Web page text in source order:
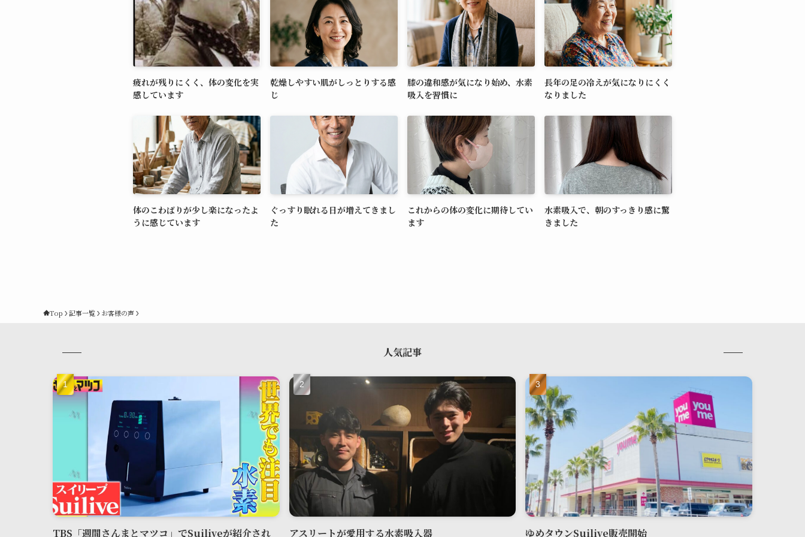
疲れが残りにくく、体の変化を実
感しています
乾燥しやすい肌がしっとりする感
じ
膝の違和感が気になり始め、水素
吸入を習慣に
長年の足の冷えが気になりにくく
なりました
体のこわばりが少し楽になったよ
うに感じています
ぐっすり眠れる日が増えてきまし
た
これからの体の変化に期待してい
ます
水素吸入で、朝のすっきり感に驚
きました
Top 記事一覧 お客様の声
人気記事
TBS「週間さんまとマツコ」でSuiliveが紹介され アスリートが愛用する水素吸入器 ゆめタウンSuilive販売開始